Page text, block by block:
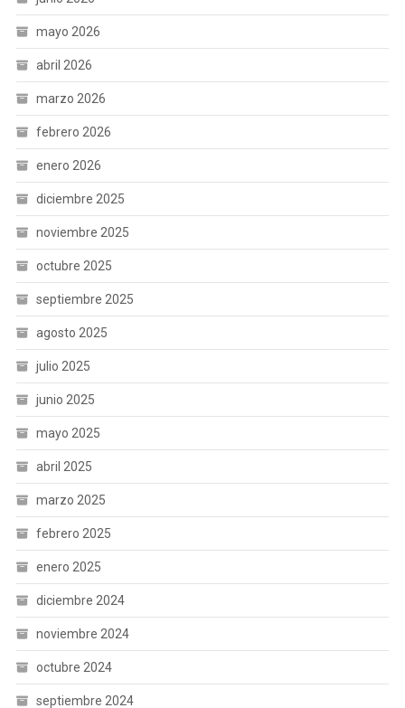
mayo 2026
abril 2026
marzo 2026
febrero 2026
enero 2026
diciembre 2025
noviembre 2025
octubre 2025
septiembre 2025
agosto 2025
julio 2025
junio 2025
mayo 2025
abril 2025
marzo 2025
febrero 2025
enero 2025
diciembre 2024
noviembre 2024
octubre 2024
septiembre 2024